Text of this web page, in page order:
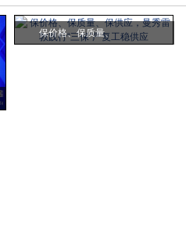
保价格、保质量、